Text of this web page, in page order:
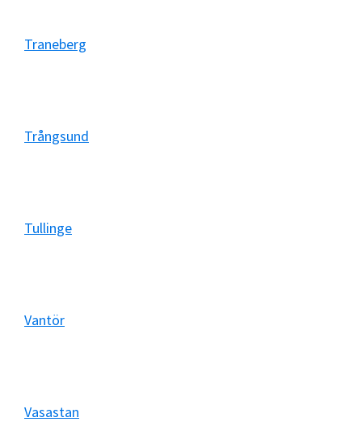
Traneberg
Trångsund
Tullinge
Vantör
Vasastan